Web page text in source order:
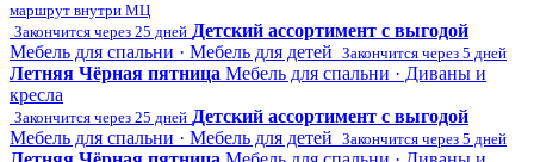
маршрут внутри МЦ
Закончится через 25 дней Детский ассортимент с выгодой
Мебель для спальни · Мебель для детей Закончится через 5 дней
Летняя Чёрная пятница Мебель для спальни · Диваны и
кресла
Закончится через 25 дней Детский ассортимент с выгодой
Мебель для спальни · Мебель для детей Закончится через 5 дней